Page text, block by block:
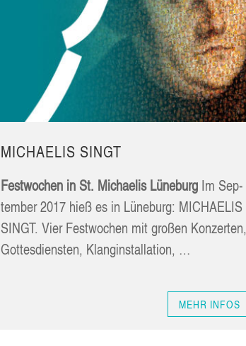
MICHAE­LIS SINGT
Fest­wo­chen in St. Michae­lis Lüneburg Im Sep­
tem­ber 2017 hieß es in Lüne­burg: MICHAE­LIS
SINGT. Vier Fest­wo­chen mit gro­ßen Kon­zer­ten,
Got­tes­diens­ten, Klanginstallation, …
MEHR INFOS